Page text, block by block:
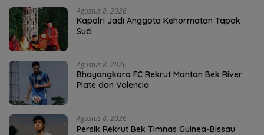
Agustus 8, 2026
Kapolri Jadi Anggota Kehormatan Tapak
Suci
Agustus 8, 2026
Bhayangkara FC Rekrut Mantan Bek River
Plate dan Valencia
Agustus 8, 2026
Persik Rekrut Bek Timnas Guinea-Bissau